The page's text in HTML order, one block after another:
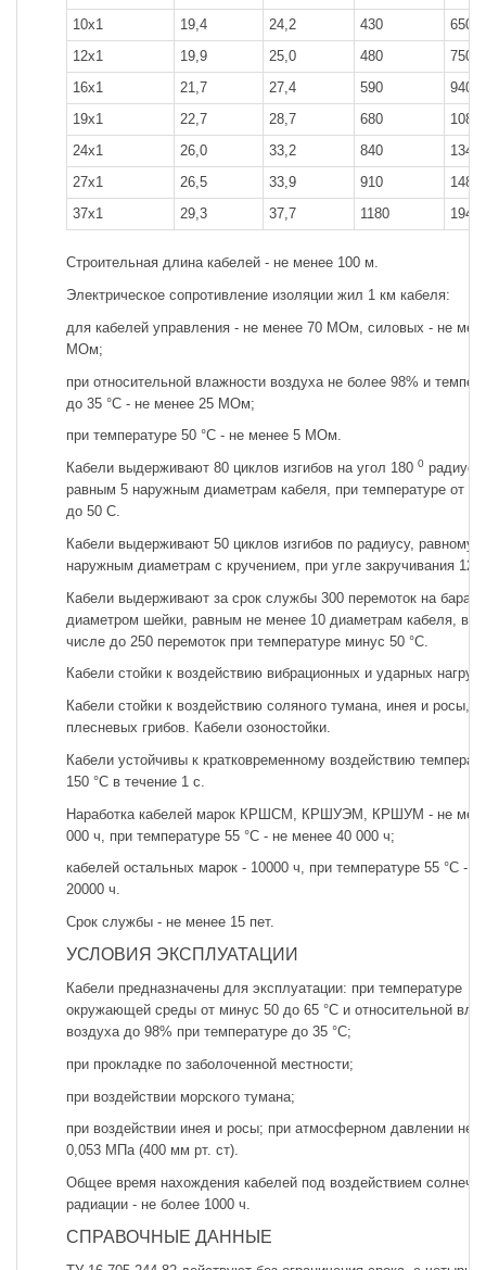
10x1
19,4 24,2 430
650
12x1
19,9 25,0 480
750
16x1
21,7 27,4 590
940
19x1
22,7 28,7 680
1080
24x1
26,0 33,2 840
1340
27x1
26,5 33,9 910
1480
37x1
29,3 37,7 1180 1940
Строительная длина кабелей - не менее 100 м.
Электрическое сопротивление изоляции жил 1 км кабеля:
для кабелей управления - не менее 70 МОм, силовых - не
МОм;
при относительной влажности воздуха не более 98% и
до 35 °С - не менее 25 МОм;
при температуре 50 °С - не менее 5 МОм.
Кабели выдерживают 80 циклов изгибов на угол 180 0
равным 5 наружным диаметрам кабеля, при температуре от
до 50 С.
Кабели выдерживают 50 циклов изгибов по радиусу, равному
наружным диаметрам с кручением, при угле закручивания
Кабели выдерживают за срок службы 300 перемоток на
диаметром шейки, равным не менее 10 диаметрам кабеля, в
числе до 250 перемоток при температуре минус 50 °С.
Кабели стойки к воздействию вибрационных и ударных
Кабели стойки к воздействию соляного тумана, инея и росы,
плесневых грибов. Кабели озоностойки.
Кабели устойчивы к кратковременному воздействию
150 °С в течение 1 с.
Наработка кабелей марок КРШСМ, КРШУЭМ, КРШУМ - не
000 ч, при температуре 55 °С - не менее 40 000 ч;
кабелей остальных марок - 10000 ч, при температуре 55 °С -
20000 ч.
Срок службы - не менее 15 пет.
УСЛОВИЯ ЭКСПЛУАТАЦИИ
Кабели предназначены для эксплуатации: при температуре
окружающей среды от минус 50 до 65 °С и относительной
воздуха до 98% при температуре до 35 °С;
при прокладке по заболоченной местности;
при воздействии морского тумана;
при воздействии инея и росы; при атмосферном давлении не
0,053 МПа (400 мм рт. ст).
Общее время нахождения кабелей под воздействием
радиации - не более 1000 ч.
СПРАВОЧНЫЕ ДАННЫЕ